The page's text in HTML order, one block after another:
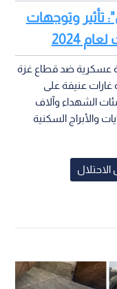
تأثير وتوجهات
2024
عسكرية ضد قطاع غزة
عنيفة على
الشهداء وآلاف
والأبراج السكنية